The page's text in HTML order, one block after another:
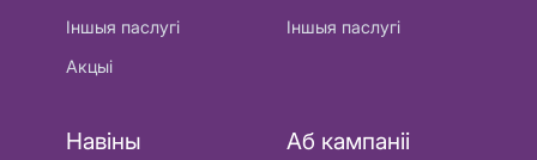
Іншыя паслугі
Акцыі
Іншыя паслугі
Навіны Аб кампаніі